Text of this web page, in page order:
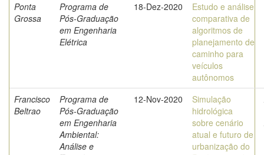
Ponta
Grossa
Programa de
Pós-Graduação
em Engenharia
Elétrica
18-Dez-2020
Estudo e análise
comparativa de
algoritmos de
planejamento de
caminho para
veículos
autônomos
Francisco
Beltrao
Programa de
Pós-Graduação
em Engenharia
Ambiental:
Análise e
12-Nov-2020
Simulação
hidrológica
sobre cenário
atual e futuro de
urbanização do